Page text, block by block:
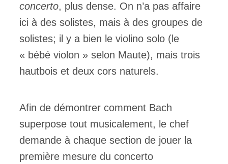
concerto, plus dense. On n’a pas affaire
ici à des solistes, mais à des groupes de
solistes; il y a bien le violino solo (le
« bébé violon » selon Maute), mais trois
hautbois et deux cors naturels.
Afin de démontrer comment Bach
superpose tout musicalement, le chef
demande à chaque section de jouer la
première mesure du concerto